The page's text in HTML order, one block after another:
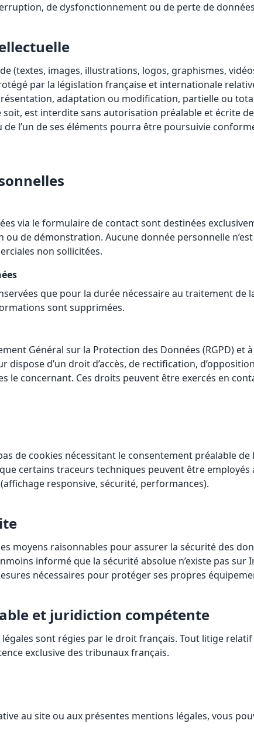
de dysfonctionnement ou de perte de
(textes, images, illustrations, logos, graphismes,
par la législation française et internationale
adaptation ou modification, partielle ou
est interdite sans autorisation préalable et écrite
l’un de ses éléments pourra être poursuivie
via le formulaire de contact sont destinées
ou de démonstration. Aucune donnée personnelle
non sollicitées.
que pour la durée nécessaire au traitement de
sont supprimées.
Général sur la Protection des Données (RGPD) et
dispose d’un droit d’accès, de rectification,
le concernant. Ces droits peuvent être exercés en
de cookies nécessitant le consentement préalable de
certains traceurs techniques peuvent être
responsive, sécurité, performances).
moyens raisonnables pour assurer la sécurité des
informé que la sécurité absolue n’existe pas
nécessaires pour protéger ses propres
et juridiction compétente
sont régies par le droit français. Tout litige
exclusive des tribunaux français.
au site ou aux présentes mentions légales, vous